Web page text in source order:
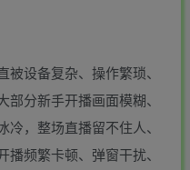
设备复杂、操作繁琐、
分新手开播画面模糊、
，整场直播留不住人、
频繁卡顿、弹窗干扰、